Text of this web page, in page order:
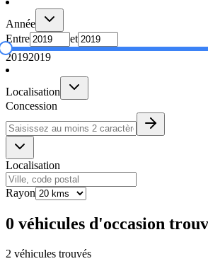
Année
Entre
et
20192019
Localisation
Concession
Localisation
Rayon
0 véhicules d'occasion
2 véhicules trouvés